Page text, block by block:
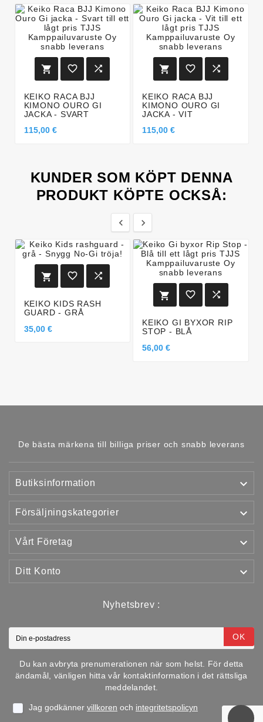
  
KEIKO RACA BJJ
KIMONO OURO GI
JACKA - SVART
115,00 €
  
KEIKO RACA BJJ
KIMONO OURO GI
JACKA - VIT
115,00 €
KUNDER SOM KÖPT DENNA
PRODUKT KÖPTE OCKSÅ:
 
  
KEIKO KIDS RASH
GUARD - GRÅ
35,00 €
  
KEIKO GI BYXOR RIP
STOP - BLÅ
56,00 €
De bästa märkena till billiga priser och snabb leverans
Butiksinformation 
Försäljningskategorier 
Vårt Företag 
Ditt Konto 
Nyhetsbrev :
OK
Du kan avbryta prenumerationen när som helst. För detta
ändamål, vänligen hitta vår kontaktinformation i det rättsliga
meddelandet.
Jag godkänner villkoren och integritetspolicyn